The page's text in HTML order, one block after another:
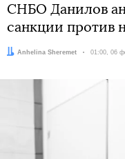
СНБО Данилов
санкции против
Автор:
Anhelina Sheremet Дата:
01:00, 06